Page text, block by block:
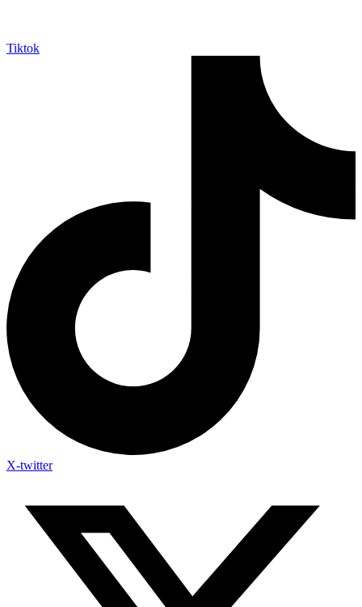
Tiktok
X-twitter